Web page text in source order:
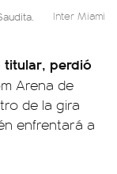
Inter Miami
titular, perdió
Arena de
de la gira
enfrentará a